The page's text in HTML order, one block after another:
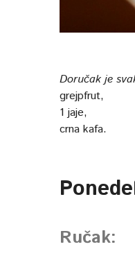
Doručak je
grejpfrut,
1 jaje,
crna kafa.
Ručak: